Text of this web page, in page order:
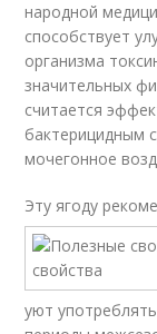
народной
способствует
организма
значительных
считается
бактерицидным
мочегонное
Эту ягоду
уют